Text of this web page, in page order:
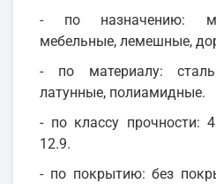
- по назначению:
мебельные, лемешные,
- по материалу:
латунные, полиамидные.
- по классу прочности:
12.9.
- по покрытию: без